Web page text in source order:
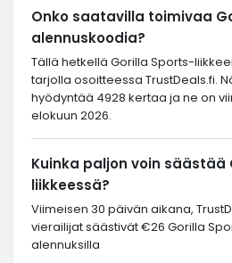
Onko saatavilla toimivaa
alennuskoodia?
Tällä hetkellä Gorilla Sports-
tarjolla osoitteessa TrustDeals.fi.
hyödyntää 4928 kertaa ja ne on
elokuun 2026.
Kuinka paljon voin säästää
liikkeessä?
Viimeisen 30 päivän aikana,
vierailijat säästivät €26 Gorilla
alennuksilla